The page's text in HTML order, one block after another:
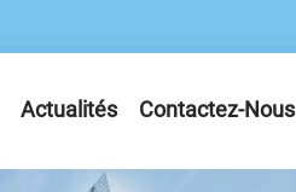
Actualités Contactez-Nous